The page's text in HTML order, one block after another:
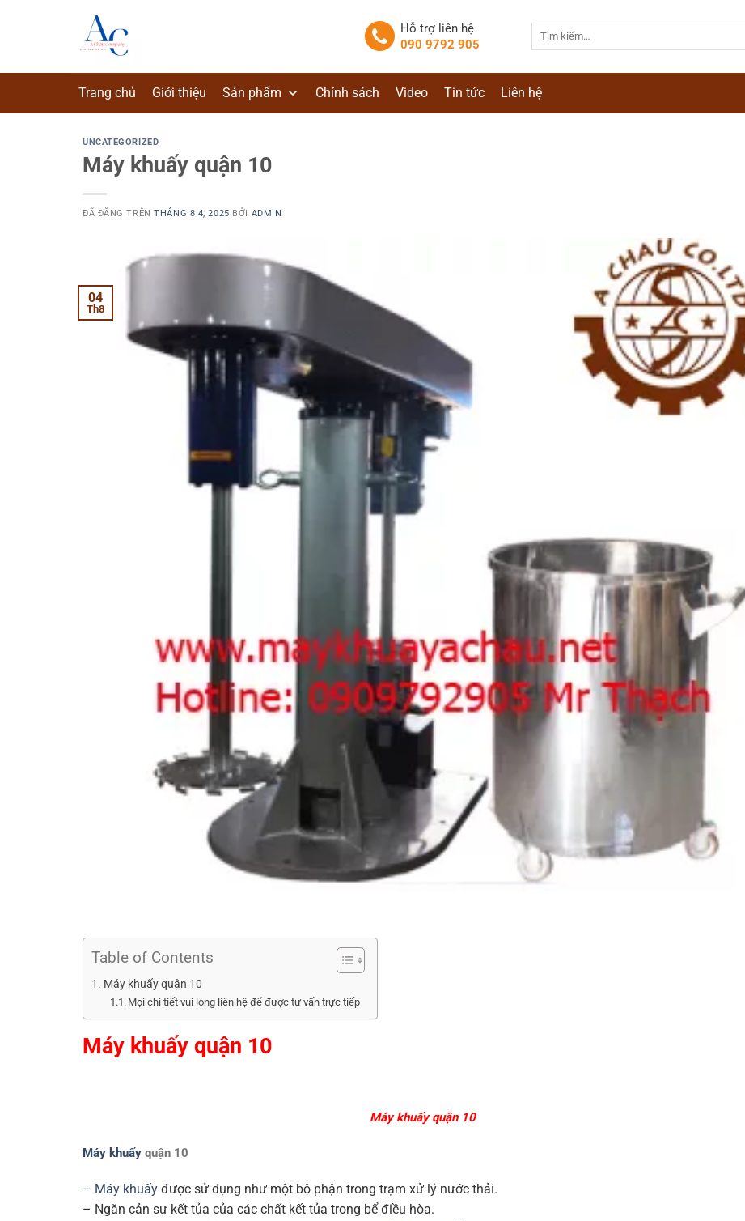
dung
Hỗ trợ liên hệ
090 9792 905
Trang chủ Giới thiệu Sản phẩm Chính sách Video Tin tức Liên hệ
UNCATEGORIZED
Máy khuấy quận 10
ĐÃ ĐĂNG TRÊNTHÁNG 8 4, 2025 BỞI ADMIN
04
Th8
Table of Contents
Máy khuấy quận 10
Mọi chi tiết vui lòng liên hệ để được tư vấn trực tiếp
Máy khuấy quận 10
Máy khuấy quận 10
Máy khuấy quận 10
– Máy khuấy được sử dụng như một bộ phận trong trạm xử lý nước thải.
– Ngăn cản sự kết tủa của các chất kết tủa trong bể điều hòa.